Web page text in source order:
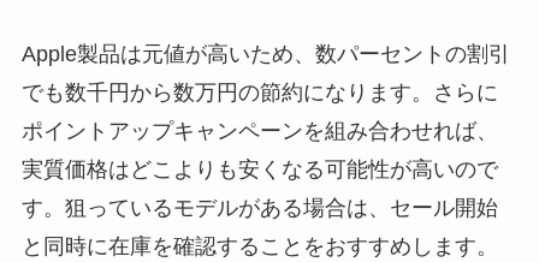
Apple製品は元値が高いため、数パーセントの割引
でも数千円から数万円の節約になります。さらに
ポイントアップキャンペーンを組み合わせれば、
実質価格はどこよりも安くなる可能性が高いので
す。狙っているモデルがある場合は、セール開始
と同時に在庫を確認することをおすすめします。